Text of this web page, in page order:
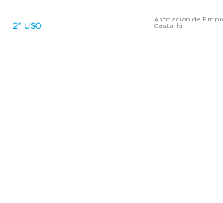
2º USO
Asociación de
Castalla